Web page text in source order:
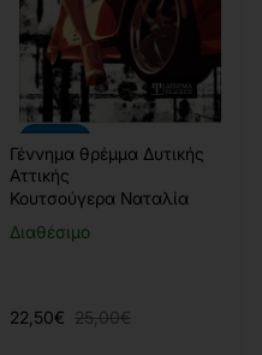
Διαθέσιμο
Γέννημα θρέμμα Δυτικής
Αττικής
Κουτσούγερα Ναταλία
22,50€ 25,00€